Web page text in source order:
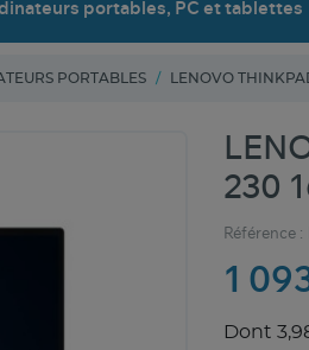
portables, PC et tablettes
PORTABLES LENOVO
230
Référence :
1
Dont